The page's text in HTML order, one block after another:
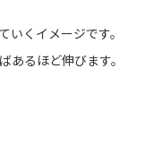
いくイメージです。
あるほど伸びます。